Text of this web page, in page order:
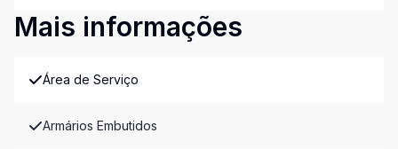
Mais informações
Área de Serviço
Armários Embutidos